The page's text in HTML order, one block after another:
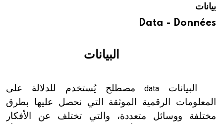
بيانات
Data - Données
البيانات
البيانات dataمصطلح يُستخدم للدلالة على
المعلومات الرقمية الموثقة التي نحصل عليها بطرق
مختلفة ووسائل متعددة، والتي تختلف عن الأفكار